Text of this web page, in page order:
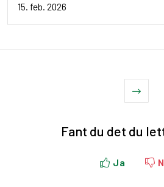
15. feb. 2026
Fant du det du
Ja